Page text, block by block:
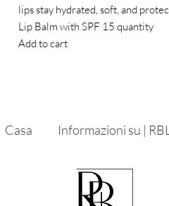
lips stay hydrated, soft, and
Lip Balm with SPF 15 quantity
Add to cart
Casa Informazioni su | RBL